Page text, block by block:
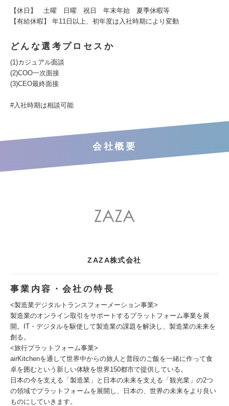
【休日】 土曜 日曜 祝日 年末年始 夏季休暇等
【有給休暇】 年11日以上、初年度は入社時期により変動
どんな選考プロセスか
(1)カジュアル面談
(2)COO一次面接
(3)CEO最終面接
#入社時期は相談可能
会社概要
ZAZA株式会社
事業内容・会社の特長
<製造業デジタルトランスフォーメーション事業>
製造業のオンライン取引をサポートするプラットフォーム事業を展
開。IT・デジタルを駆使して製造業の課題を解決し、製造業の未来を
創る。
<旅行プラットフォーム事業>
airKitchenを通して世界中からの旅人と普段のご飯を一緒に作って食
卓を囲むという新しい体験を世界150都市で提供している。
日本の今を支える「製造業」と日本の未来を支える「観光業」の2つ
の領域でプラットフォームを展開し、日本の、世界の未来をより良い
ものにしていきます。